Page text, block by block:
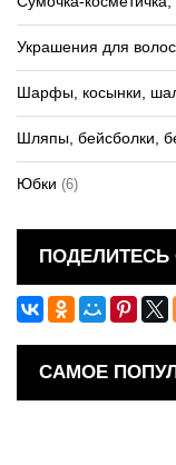
Украшения для волос
Шарфы, косынки,
Шляпы, бейсболки,
Юбки (6)
ПОДЕЛИТЕСЬ
САМОЕ